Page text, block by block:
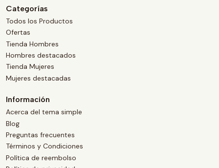
Categorías
Todos los Productos
Ofertas
Tienda Hombres
Hombres destacados
Tienda Mujeres
Mujeres destacadas
Información
Acerca del tema simple
Blog
Preguntas frecuentes
Términos y Condiciones
Política de reembolso